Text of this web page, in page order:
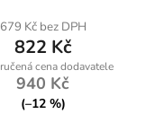
679 Kč bez DPH
822 Kč
940 Kč
(–12 %)